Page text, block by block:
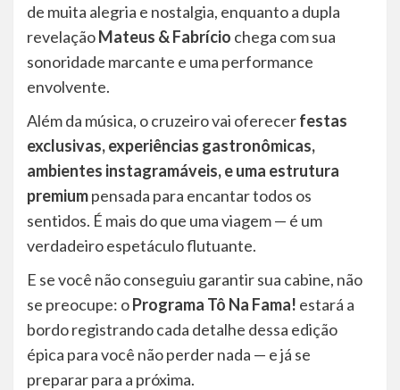
de muita alegria e nostalgia, enquanto a dupla
revelaçãoMateus & Fabrício chega com sua
sonoridade marcante e uma performance
envolvente.
Além da música, o cruzeiro vai oferecerfestas
exclusivas, experiências gastronômicas,
ambientes instagramáveis, e uma estrutura
premiumpensada para encantar todos os
sentidos. É mais do que uma viagem — é um
verdadeiro espetáculo flutuante.
E se você não conseguiu garantir sua cabine, não
se preocupe: oPrograma Tô Na Fama! estará a
bordo registrando cada detalhe dessa edição
épica para você não perder nada — e já se
preparar para a próxima.